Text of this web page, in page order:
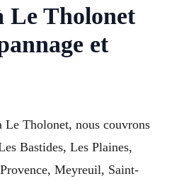
Le Tholonet
et
Le Tholonet, nous couvrons
Bastides, Les Plaines,
Meyreuil, Saint-